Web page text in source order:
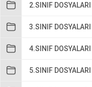
2.SINIF DOSYALARI
3.SINIF DOSYALARI
4.SINIF DOSYALARI
5.SINIF DOSYALARI